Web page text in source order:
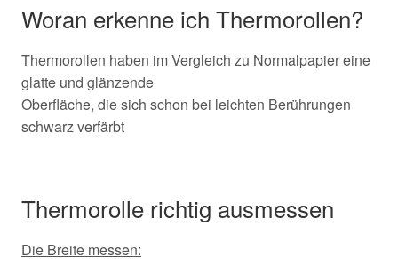
Woran erkenne ich Thermorollen?
Thermorollen haben im Vergleich zu Normalpapier eine
glatte und glänzende
Oberfläche, die sich schon bei leichten Berührungen
schwarz verfärbt
Thermorolle richtig ausmessen
Die Breite messen: